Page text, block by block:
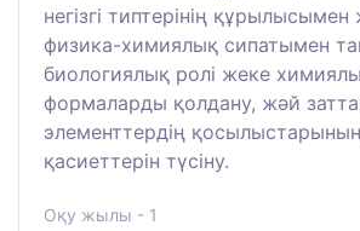
негізгі типтерінің
физика-химиялық сипатымен
биологиялық ролі жеке
формаларды қолдану, жәй
элементтердің
қасиеттерін түсіну.
Оқу жылы - 1